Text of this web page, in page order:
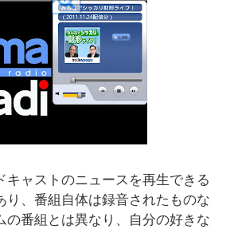
キャストのニュースを再生できる
り、番組自体は録音されたものな
の番組とは異なり、自分の好きな